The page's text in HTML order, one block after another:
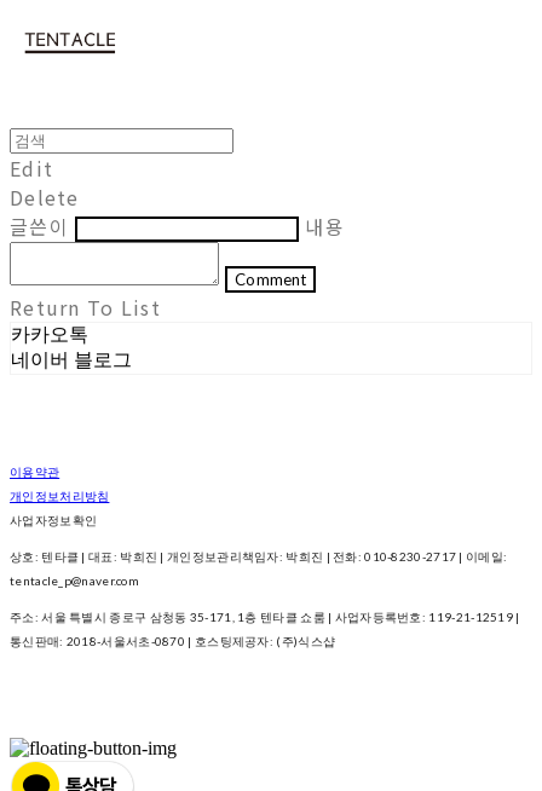
Edit
Delete
글쓴이
내용
Comment
Return To List
카카오톡
네이버 블로그
이용약관
개인정보처리방침
사업자정보확인
상호: 텐타클 | 대표: 박희진 | 개인정보관리책임자: 박희진 | 전화: 010-8230-2717 | 이메일:
tentacle_p@naver.com
주소: 서울 특별시 종로구 삼청동 35-171, 1층 텐타클 쇼룸 | 사업자등록번호: 119-21-12519 |
통신판매: 2018-서울서초-0870 | 호스팅제공자: (주)식스샵